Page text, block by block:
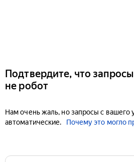
Подтвердите, что
не робот
Нам очень жаль, но запросы с вашего
автоматические.
Почему это могло